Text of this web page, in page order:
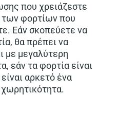
που χρειάζεστε
των φορτίων που
Εάν σκοπεύετε να
θα πρέπει να
με μεγαλύτερη
εάν τα φορτία είναι
αρκετό ένα